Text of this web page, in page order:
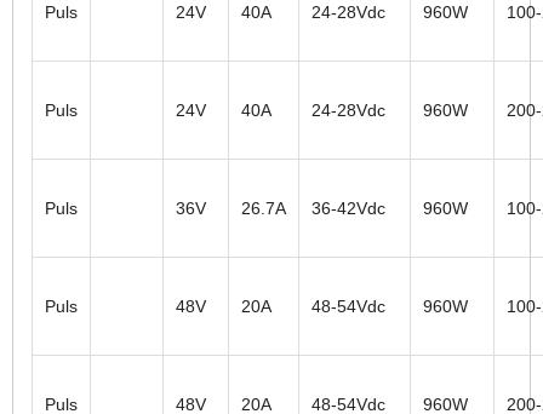
Puls 24V 40A 24-28Vdc 960W
Puls 24V 40A 24-28Vdc 960W
Puls 36V 26.7A 36-42Vdc 960W
Puls 48V 20A 48-54Vdc 960W
Puls 48V 20A 48-54Vdc 960W